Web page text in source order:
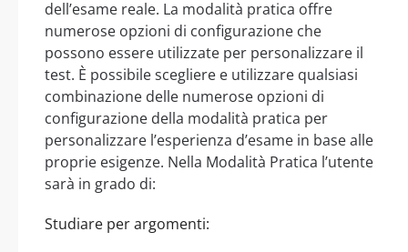
dell’esame reale. La modalità pratica offre
numerose opzioni di configurazione che
possono essere utilizzate per personalizzare il
test. È possibile scegliere e utilizzare qualsiasi
combinazione delle numerose opzioni di
configurazione della modalità pratica per
personalizzare l’esperienza d’esame in base alle
proprie esigenze. Nella Modalità Pratica l’utente
sarà in grado di:
Studiare per argomenti: